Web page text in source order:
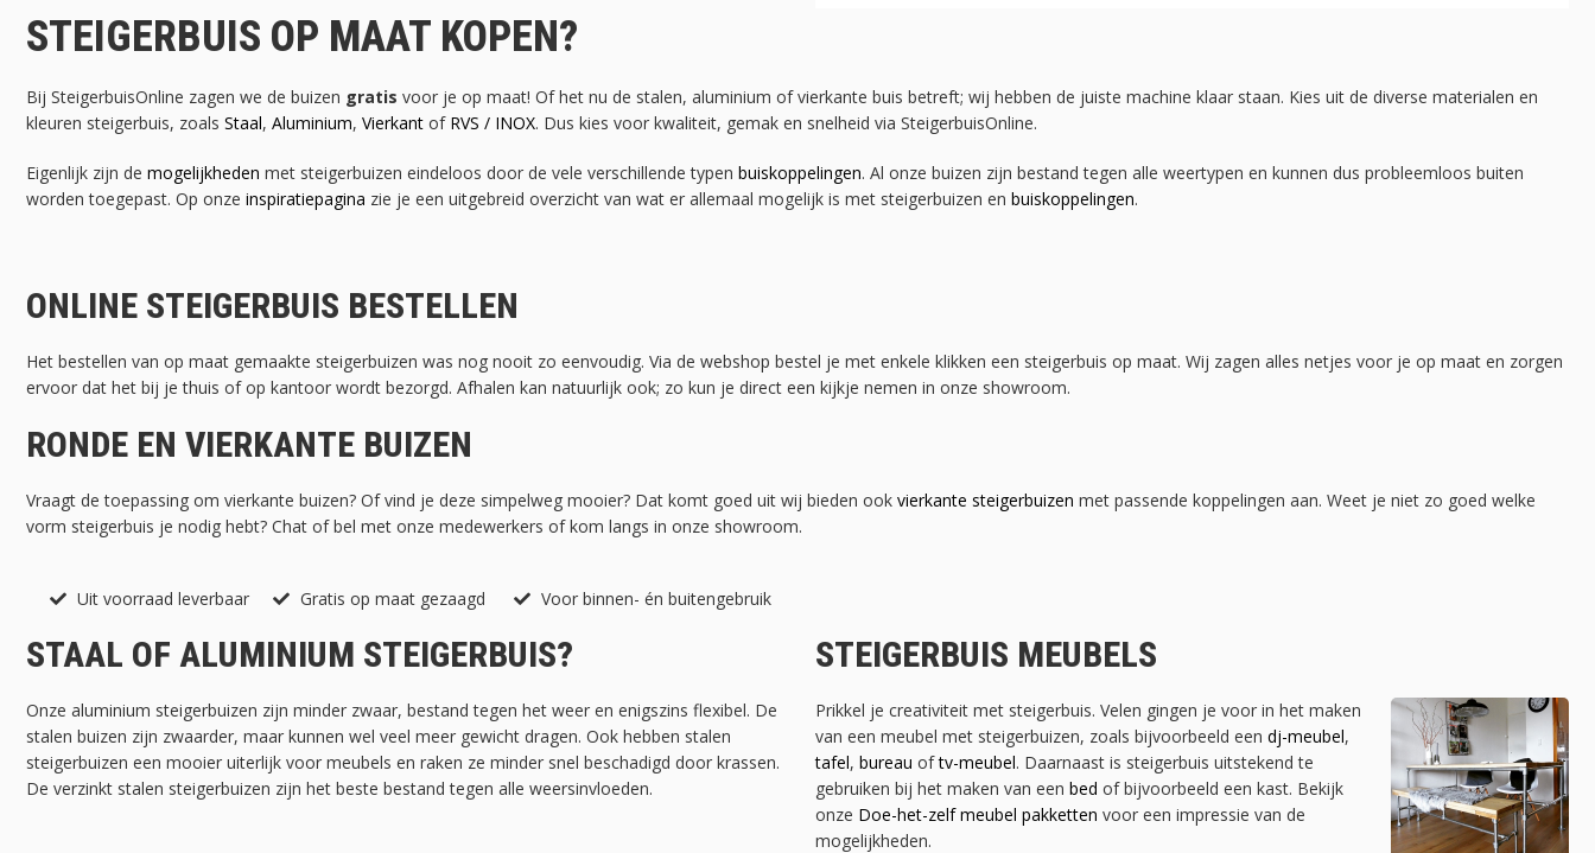
STEIGERBUIS OP MAAT KOPEN?
Bij SteigerbuisOnline zagen we de buizen gratis voor je op maat! Of het nu de stalen, aluminium of vierkante buis betreft; wij hebben de juiste machine klaar staan. Kies uit de diverse materialen en
kleuren steigerbuis, zoals Staal, Aluminium, Vierkant of RVS / INOX. Dus kies voor kwaliteit, gemak en snelheid via SteigerbuisOnline.
Eigenlijk zijn de mogelijkheden met steigerbuizen eindeloos door de vele verschillende typen buiskoppelingen. Al onze buizen zijn bestand tegen alle weertypen en kunnen dus probleemloos buiten
worden toegepast. Op onze inspiratiepagina zie je een uitgebreid overzicht van wat er allemaal mogelijk is met steigerbuizen en buiskoppelingen.
ONLINE STEIGERBUIS BESTELLEN
Het bestellen van op maat gemaakte steigerbuizen was nog nooit zo eenvoudig. Via de webshop bestel je met enkele klikken een steigerbuis op maat. Wij zagen alles netjes voor je op maat en zorgen
ervoor dat het bij je thuis of op kantoor wordt bezorgd. Afhalen kan natuurlijk ook; zo kun je direct een kijkje nemen in onze showroom.
RONDE EN VIERKANTE BUIZEN
Vraagt de toepassing om vierkante buizen? Of vind je deze simpelweg mooier? Dat komt goed uit wij bieden ook vierkante steigerbuizen met passende koppelingen aan. Weet je niet zo goed welke
vorm steigerbuis je nodig hebt? Chat of bel met onze medewerkers of kom langs in onze showroom.
Uit voorraad leverbaar Gratis op maat gezaagd Voor binnen- én buitengebruik
STAAL OF ALUMINIUM STEIGERBUIS?
Onze aluminium steigerbuizen zijn minder zwaar, bestand tegen het weer en enigszins flexibel. De
stalen buizen zijn zwaarder, maar kunnen wel veel meer gewicht dragen. Ook hebben stalen
steigerbuizen een mooier uiterlijk voor meubels en raken ze minder snel beschadigd door krassen.
De verzinkt stalen steigerbuizen zijn het beste bestand tegen alle weersinvloeden.
STEIGERBUIS MEUBELS
Prikkel je creativiteit met steigerbuis. Velen gingen je voor in het maken
van een meubel met steigerbuizen, zoals bijvoorbeeld een dj-meubel,
tafel, bureau oftv-meubel. Daarnaast is steigerbuis uitstekend te
gebruiken bij het maken van een bed of bijvoorbeeld een kast. Bekijk
onze Doe-het-zelf meubel pakketten voor een impressie van de
mogelijkheden.